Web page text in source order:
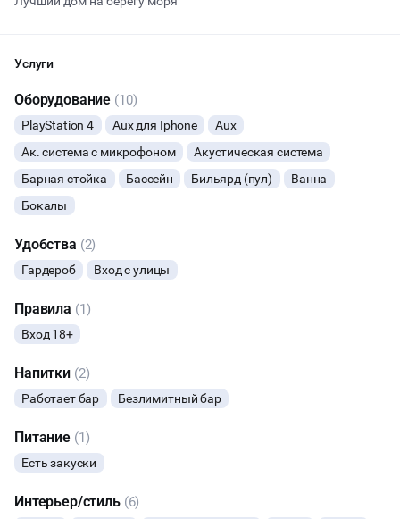
Услуги
Оборудование (10)
PlayStation 4 Aux для Iphone
Aux
Ак. система с микрофоном
Акустическая система
Барная стойка
Бассейн Бильярд (пул)
Ванна
Бокалы
Удобства (2)
Гардероб Вход с улицы
Правила (1)
Вход 18+
Напитки (2)
Работает бар Безлимитный бар
Питание (1)
Есть закуски
Интерьер/стиль (6)
ВЕЧЕРИНКИ
КОРПОРАТИВЫ
ТАНЦЫ
КОНФЕРЕНЦИИ
Начало Окончание
или поменять параметры с нашим менеджером после того, как
оставите заявку